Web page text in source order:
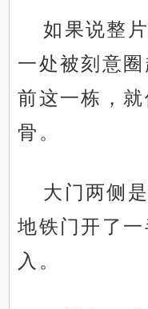
如果说整
一处被刻意
前这一栋，
骨。
大门两侧
地铁门开了
入。